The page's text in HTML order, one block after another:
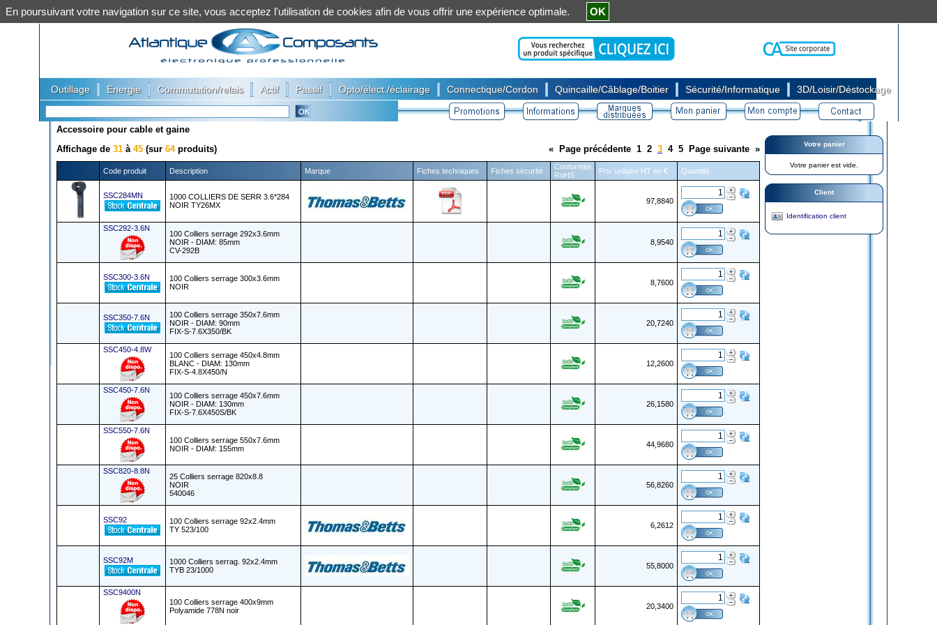
Outillage Energie Commutation/relais Actif Passif Opto/élect./éclairage Connectique/Cordon Quincaille/Câblage/Boitier Sécurité/Informatique 3D/Loisir/Déstockage
Accessoire pour cable et gaine
Affichage de 31 à 45 (sur 64produits) « Page précédente 1 2 3 4 5 Page suivante »
Code produit Description Marque Fiches techniques Fiches sécurité
Conformité
RoHS
Prix unitaire HT en € Quantité
SSC284MN
1000 COLLIERS DE SERR 3.6*284
NOIR TY26MX
97,8840
SSC292-3.6N
100 Colliers serrage 292x3.6mm
NOIR - DIAM: 85mm
CV-292B
8,9540
SSC300-3.6N
100 Colliers serrage 300x3.6mm
NOIR
8,7600
SSC350-7.6N
100 Colliers serrage 350x7.6mm
NOIR - DIAM: 90mm
FIX-S-7.6X350/BK
20,7240
SSC450-4.8W
100 Colliers serrage 450x4.8mm
BLANC - DIAM: 130mm
FIX-S-4.8X450/N
12,2600
SSC450-7.6N
100 Colliers serrage 450x7.6mm
NOIR - DIAM: 130mm
FIX-S-7.6X450S/BK
26,1580
SSC550-7.6N
100 Colliers serrage 550x7.6mm
NOIR - DIAM: 155mm
44,9680
SSC820-8.8N
25 Colliers serrage 820x8.8
NOIR
540046
56,8260
SSC92
100 Colliers serrage 92x2.4mm
TY 523/100
6,2612
SSC92M
1000 Colliers serrag. 92x2.4mm
TYB 23/1000
55,8000
SSC9400N
100 Colliers serrage 400x9mm
Polyamide 778N noir
20,3400
Votre panier
Votre panier est vide.
Client
Identification client
En poursuivant votre navigation sur ce site, vous acceptez l'utilisation de cookies afin de vous offrir une expérience optimale. OK